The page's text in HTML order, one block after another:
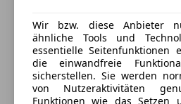
LED-Scheinwerfer
LED-Tagfahrlicht
Müdigkeitswarnsystem
Notbremsassistent
Notrufsystem
Fahrerairbag
Innenspiegel mit
Kindersitzbefestigung
Kopfairbag
Notbremsassistent
Versicherung
Kfz-Versicherung
Versicherungsschutz an
Wir bzw. diese Anbieter
ähnliche Tools und
essentielle Seitenfunktionen
die einwandfreie
sicherstellen. Sie werden
von Nutzeraktivitäten
Funktionen wie das Setzen